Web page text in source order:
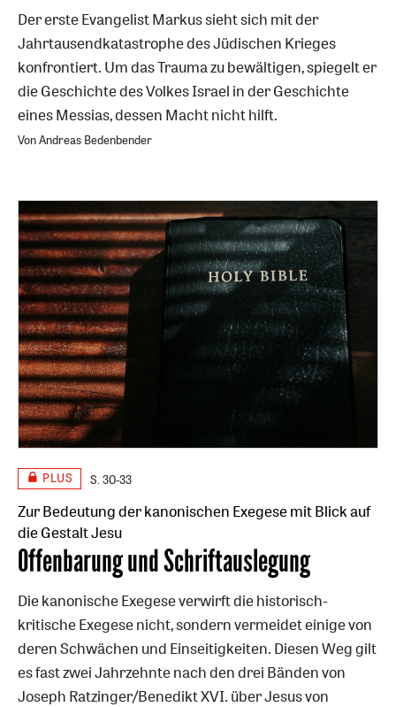
Der erste Evangelist Markus sieht sich mit der
Jahrtausendkatastrophe des Jüdischen Krieges
konfrontiert. Um das Trauma zu bewältigen, spiegelt er
die Geschichte des Volkes Israel in der Geschichte
eines Messias, dessen Macht nicht hilft.
Von Andreas Bedenbender
PLUS S. 30-33
Zur Bedeutung der kanonischen Exegese mit Blick auf
die Gestalt Jesu
:
Offenbarung und Schriftauslegung
Die kanonische Exegese verwirft die historisch-
kritische Exegese nicht, sondern vermeidet einige von
deren Schwächen und Einseitigkeiten. Diesen Weg gilt
es fast zwei Jahrzehnte nach den drei Bänden von
Joseph Ratzinger/Benedikt XVI. über Jesus von